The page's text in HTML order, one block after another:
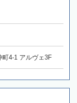
町4-1 アルヴェ3F